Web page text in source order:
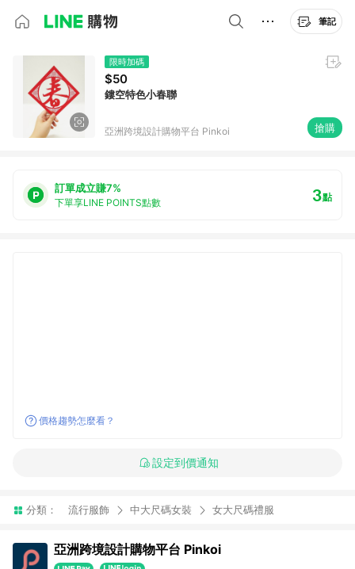
筆記
限時加碼
$50
鏤空特色小春聯
亞洲跨境設計購物平台 Pinkoi 搶購
訂單成立賺7%
下單享LINE POINTS點數 3點
價格趨勢怎麼看？
設定到價通知
分類： 流行服飾 中大尺碼女裝 女大尺碼禮服
亞洲跨境設計購物平台 Pinkoi